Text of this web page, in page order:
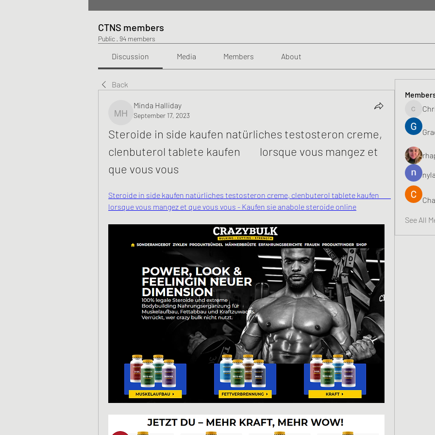
CTNS members
Public · 94 members
Discussion Media Members About
Back
Minda Halliday
Minda Halliday
September 17, 2023
Steroide in side kaufen natürliches testosteron creme,
clenbuterol tablete kaufen        lorsque vous mangez et
que vous vous
Steroide in side kaufen natürliches testosteron creme, clenbuterol tablete kaufen
lorsque vous mangez et que vous vous - Kaufen sie anabole steroide online
Chris
See All